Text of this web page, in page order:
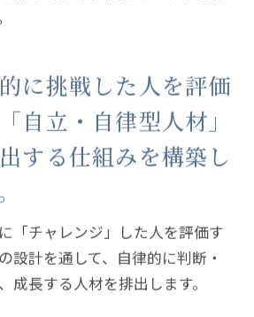
に挑戦した人を評価
「自立・自律型人材」
する仕組みを構築し
「チャレンジ」した人を評価す
設計を通して、
自律的に判断・
成長する人材を排出します。